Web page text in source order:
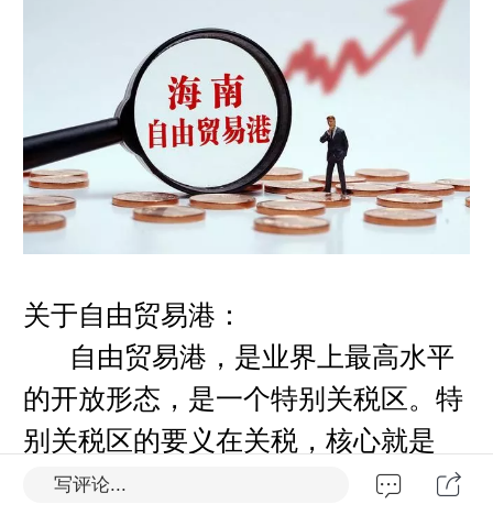
关于自由贸易港：
自由贸易港，是业界上最高水平
的开放形态，是一个特别关税区。特
别关税区的要义在关税，核心就是
“零关税”海南和其他自贸区相比有一
写评论...